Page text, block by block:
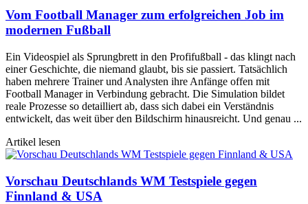
Vom Football Manager zum erfolgreichen Job im
modernen Fußball
Ein Videospiel als Sprungbrett in den Profifußball - das klingt nach
einer Geschichte, die niemand glaubt, bis sie passiert. Tatsächlich
haben mehrere Trainer und Analysten ihre Anfänge offen mit
Football Manager in Verbindung gebracht. Die Simulation bildet
reale Prozesse so detailliert ab, dass sich dabei ein Verständnis
entwickelt, das weit über den Bildschirm hinausreicht. Und genau ...
Artikel lesen
Vorschau Deutschlands WM Testspiele gegen
Finnland & USA